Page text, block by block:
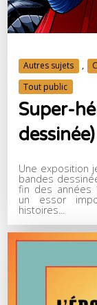
Autres sujets ,
Tout public
dessinée)
Une exposition
bandes
fin des années
un essor
histoires...